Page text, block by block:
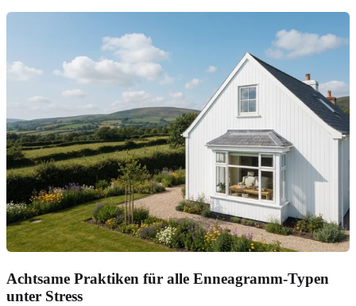
Achtsame Praktiken für alle Enneagramm-Typen
unter Stress